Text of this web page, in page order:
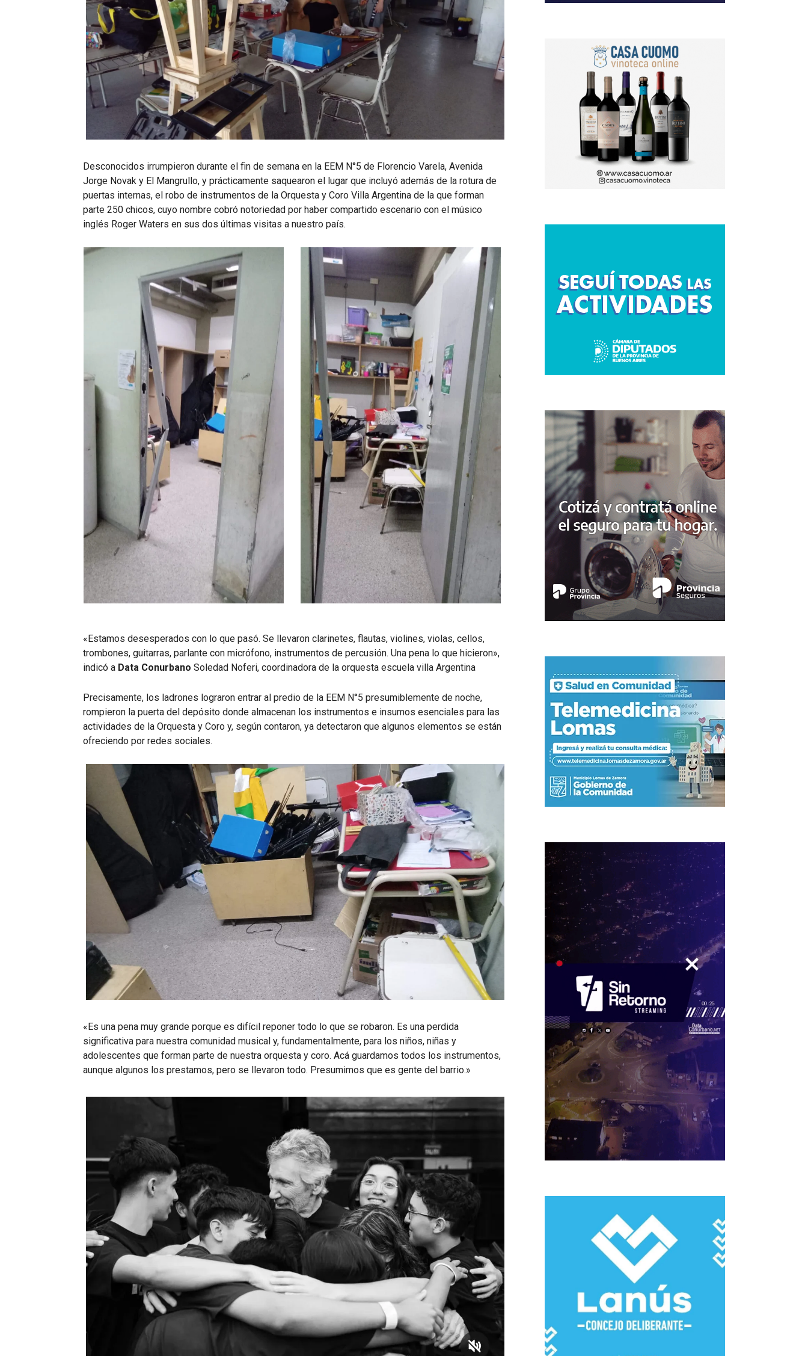
Desconocidos irrumpieron durante el fin de semana en la EEM N°5 de Florencio Varela, Avenida
Jorge Novak y El Mangrullo, y prácticamente saquearon el lugar que incluyó además de la rotura de
puertas internas, el robo de instrumentos de la Orquesta y Coro Villa Argentina de la que forman
parte 250 chicos, cuyo nombre cobró notoriedad por haber compartido escenario con el músico
inglés Roger Waters en sus dos últimas visitas a nuestro país.
«Estamos desesperados con lo que pasó. Se llevaron clarinetes, flautas, violines, violas, cellos,
trombones, guitarras, parlante con micrófono, instrumentos de percusión. Una pena lo que hicieron»,
indicó a Data Conurbano Soledad Noferi, coordinadora de la orquesta escuela villa Argentina
Precisamente, los ladrones lograron entrar al predio de la EEM N°5 presumiblemente de noche,
rompieron la puerta del depósito donde almacenan los instrumentos e insumos esenciales para las
actividades de la Orquesta y Coro y, según contaron, ya detectaron que algunos elementos se están
ofreciendo por redes sociales.
«Es una pena muy grande porque es difícil reponer todo lo que se robaron. Es una perdida
significativa para nuestra comunidad musical y, fundamentalmente, para los niños, niñas y
adolescentes que forman parte de nuestra orquesta y coro. Acá guardamos todos los instrumentos,
aunque algunos los prestamos, pero se llevaron todo. Presumimos que es gente del barrio.»